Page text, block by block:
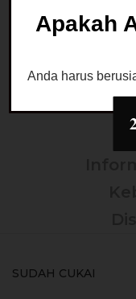
SUDAH CUKAI
Apakah
Anda harus